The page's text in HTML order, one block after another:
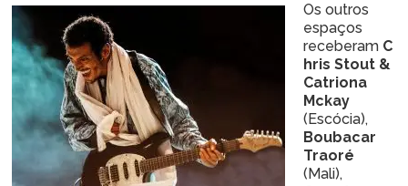
Os outros
espaços
receberam C
hris Stout &
Catriona
Mckay
(Escócia),
Boubacar
Traoré
(Mali),